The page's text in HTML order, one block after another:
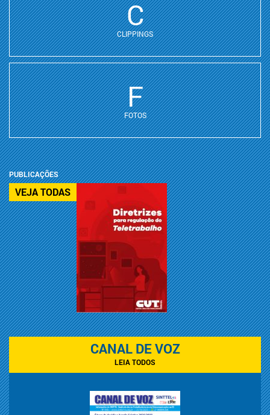
C
CLIPPINGS
F
FOTOS
PUBLICAÇÕES
VEJA TODAS
CANAL DE VOZ
LEIA TODOS